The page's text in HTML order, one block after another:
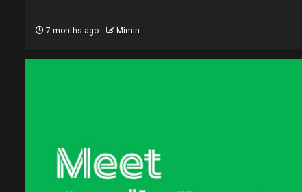
7 months ago Mimin